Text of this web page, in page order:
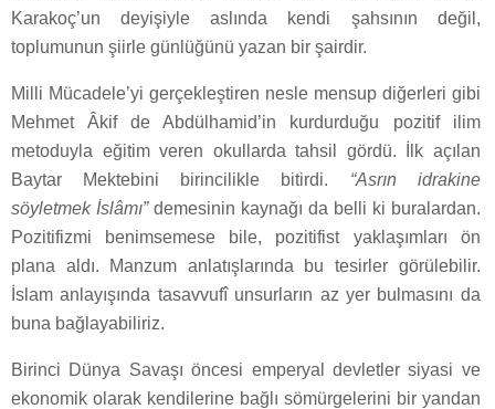
Karakoç’un deyişiyle aslında kendi şahsının değil,
toplumunun şiirle günlüğünü yazan bir şairdir.
Milli Mücadele’yi gerçekleştiren nesle mensup diğerleri gibi
Mehmet Âkif de Abdülhamid’in kurdurduğu pozitif ilim
metoduyla eğitim veren okullarda tahsil gördü. İlk açılan
Baytar Mektebini birincilikle bitirdi. “Asrın idrakine
söyletmek İslâmı”demesinin kaynağı da belli ki buralardan.
Pozitifizmi benimsemese bile, pozitifist yaklaşımları ön
plana aldı. Manzum anlatışlarında bu tesirler görülebilir.
İslam anlayışında tasavvufî unsurların az yer bulmasını da
buna bağlayabiliriz.
Birinci Dünya Savaşı öncesi emperyal devletler siyasi ve
ekonomik olarak kendilerine bağlı sömürgelerini bir yandan